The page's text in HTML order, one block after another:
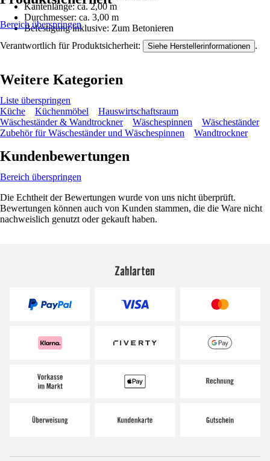
Kantenlänge: ca. 2,00 m
Durchmesser: ca. 3,00 m
Befestigung inklusive: Zum Betonieren
Bereich überspringen
Verantwortlich für Produktsicherheit: Siehe Herstellerinformationen .
Weitere Kategorien
Liste überspringen
Küche
Küchenmöbel
Hauswirtschaftsraum
Wäscheständer & Wandtrockner
Wäschespinnen
Wäscheständer
Zubehör für Wäscheständer und Wäschespinnen
Wandtrockner
Kundenbewertungen
Bereich überspringen
Die Echtheit der Bewertungen wurde von uns nicht überprüft.
Bewertungen können auch von Kunden stammen, die die Ware nicht
nachweislich genutzt oder gekauft haben.
Zahlarten